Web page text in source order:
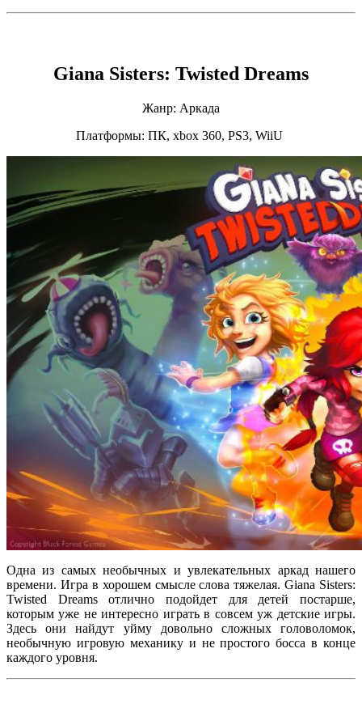
Giana Sisters: Twisted Dreams
Жанр: Аркада
Платформы: ПК, xbox 360, PS3, WiiU
Одна из самых необычных и увлекательных аркад нашего
времени. Игра в хорошем смысле слова тяжелая. Giana Sisters:
Twisted Dreams отлично подойдет для детей постарше,
которым уже не интересно играть в совсем уж детские игры.
Здесь они найдут уйму довольно сложных головоломок,
необычную игровую механику и не простого босса в конце
каждого уровня.